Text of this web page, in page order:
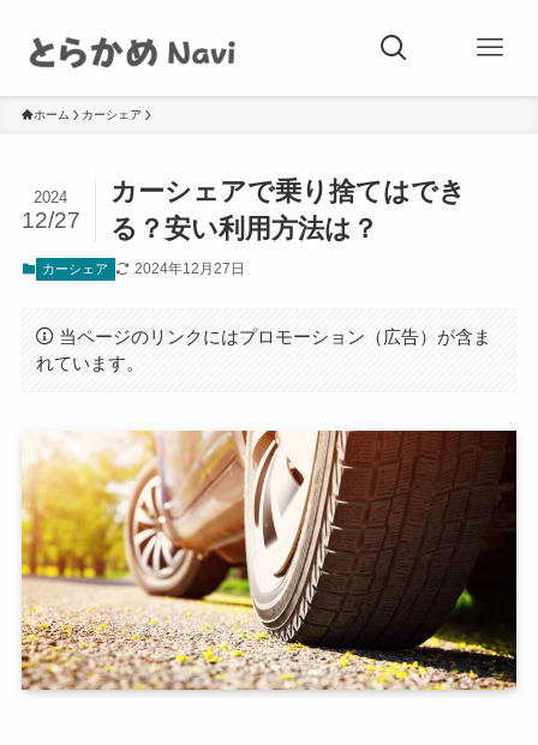
ホーム カーシェア
カーシェアで乗り捨てはでき
る？安い利用方法は？
2024
12/27
カーシェア 2024年12月27日
当ページのリンクにはプロモーション（広告）が含ま
れています。